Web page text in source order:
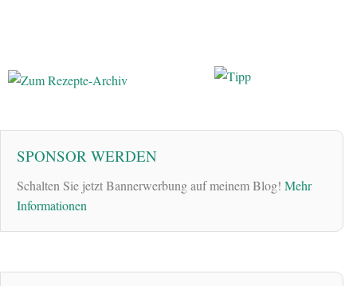
SPONSOR WERDEN
Schalten Sie jetzt Bannerwerbung auf meinem Blog! Mehr
Informationen